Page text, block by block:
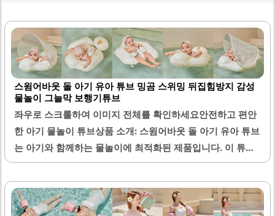
스윔어바웃 돌 아기 유아 튜브 밍곰 스위밍 뒤집힘방지 감성
물놀이 그늘막 보행기튜브
좌우로 스크롤하여 이미지 전체를 확인하세요안전하고 편안
한 아기 물놀이 튜브상품 소개: 스윔어바웃 돌 아기 유아 튜브
는 아기와 함께하는 물놀이에 최적화된 제품입니다. 이 튜브
는 뒤집힘 방지 기능이 있어 아기가 안전하게 물속에서 즐길
수 있도록 도와줍니다. 디자인은 깔끔하고 세련되어 남아와
여아 모두에게 적합합니다.아기가 편안하게 누워 있을 수 있
는 구조로 설계되어 있어 물놀이를 하는 동안 안정감을 제공